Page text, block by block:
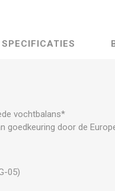
SPECIFICATIES
vochtbalans*
goedkeuring door de
05)